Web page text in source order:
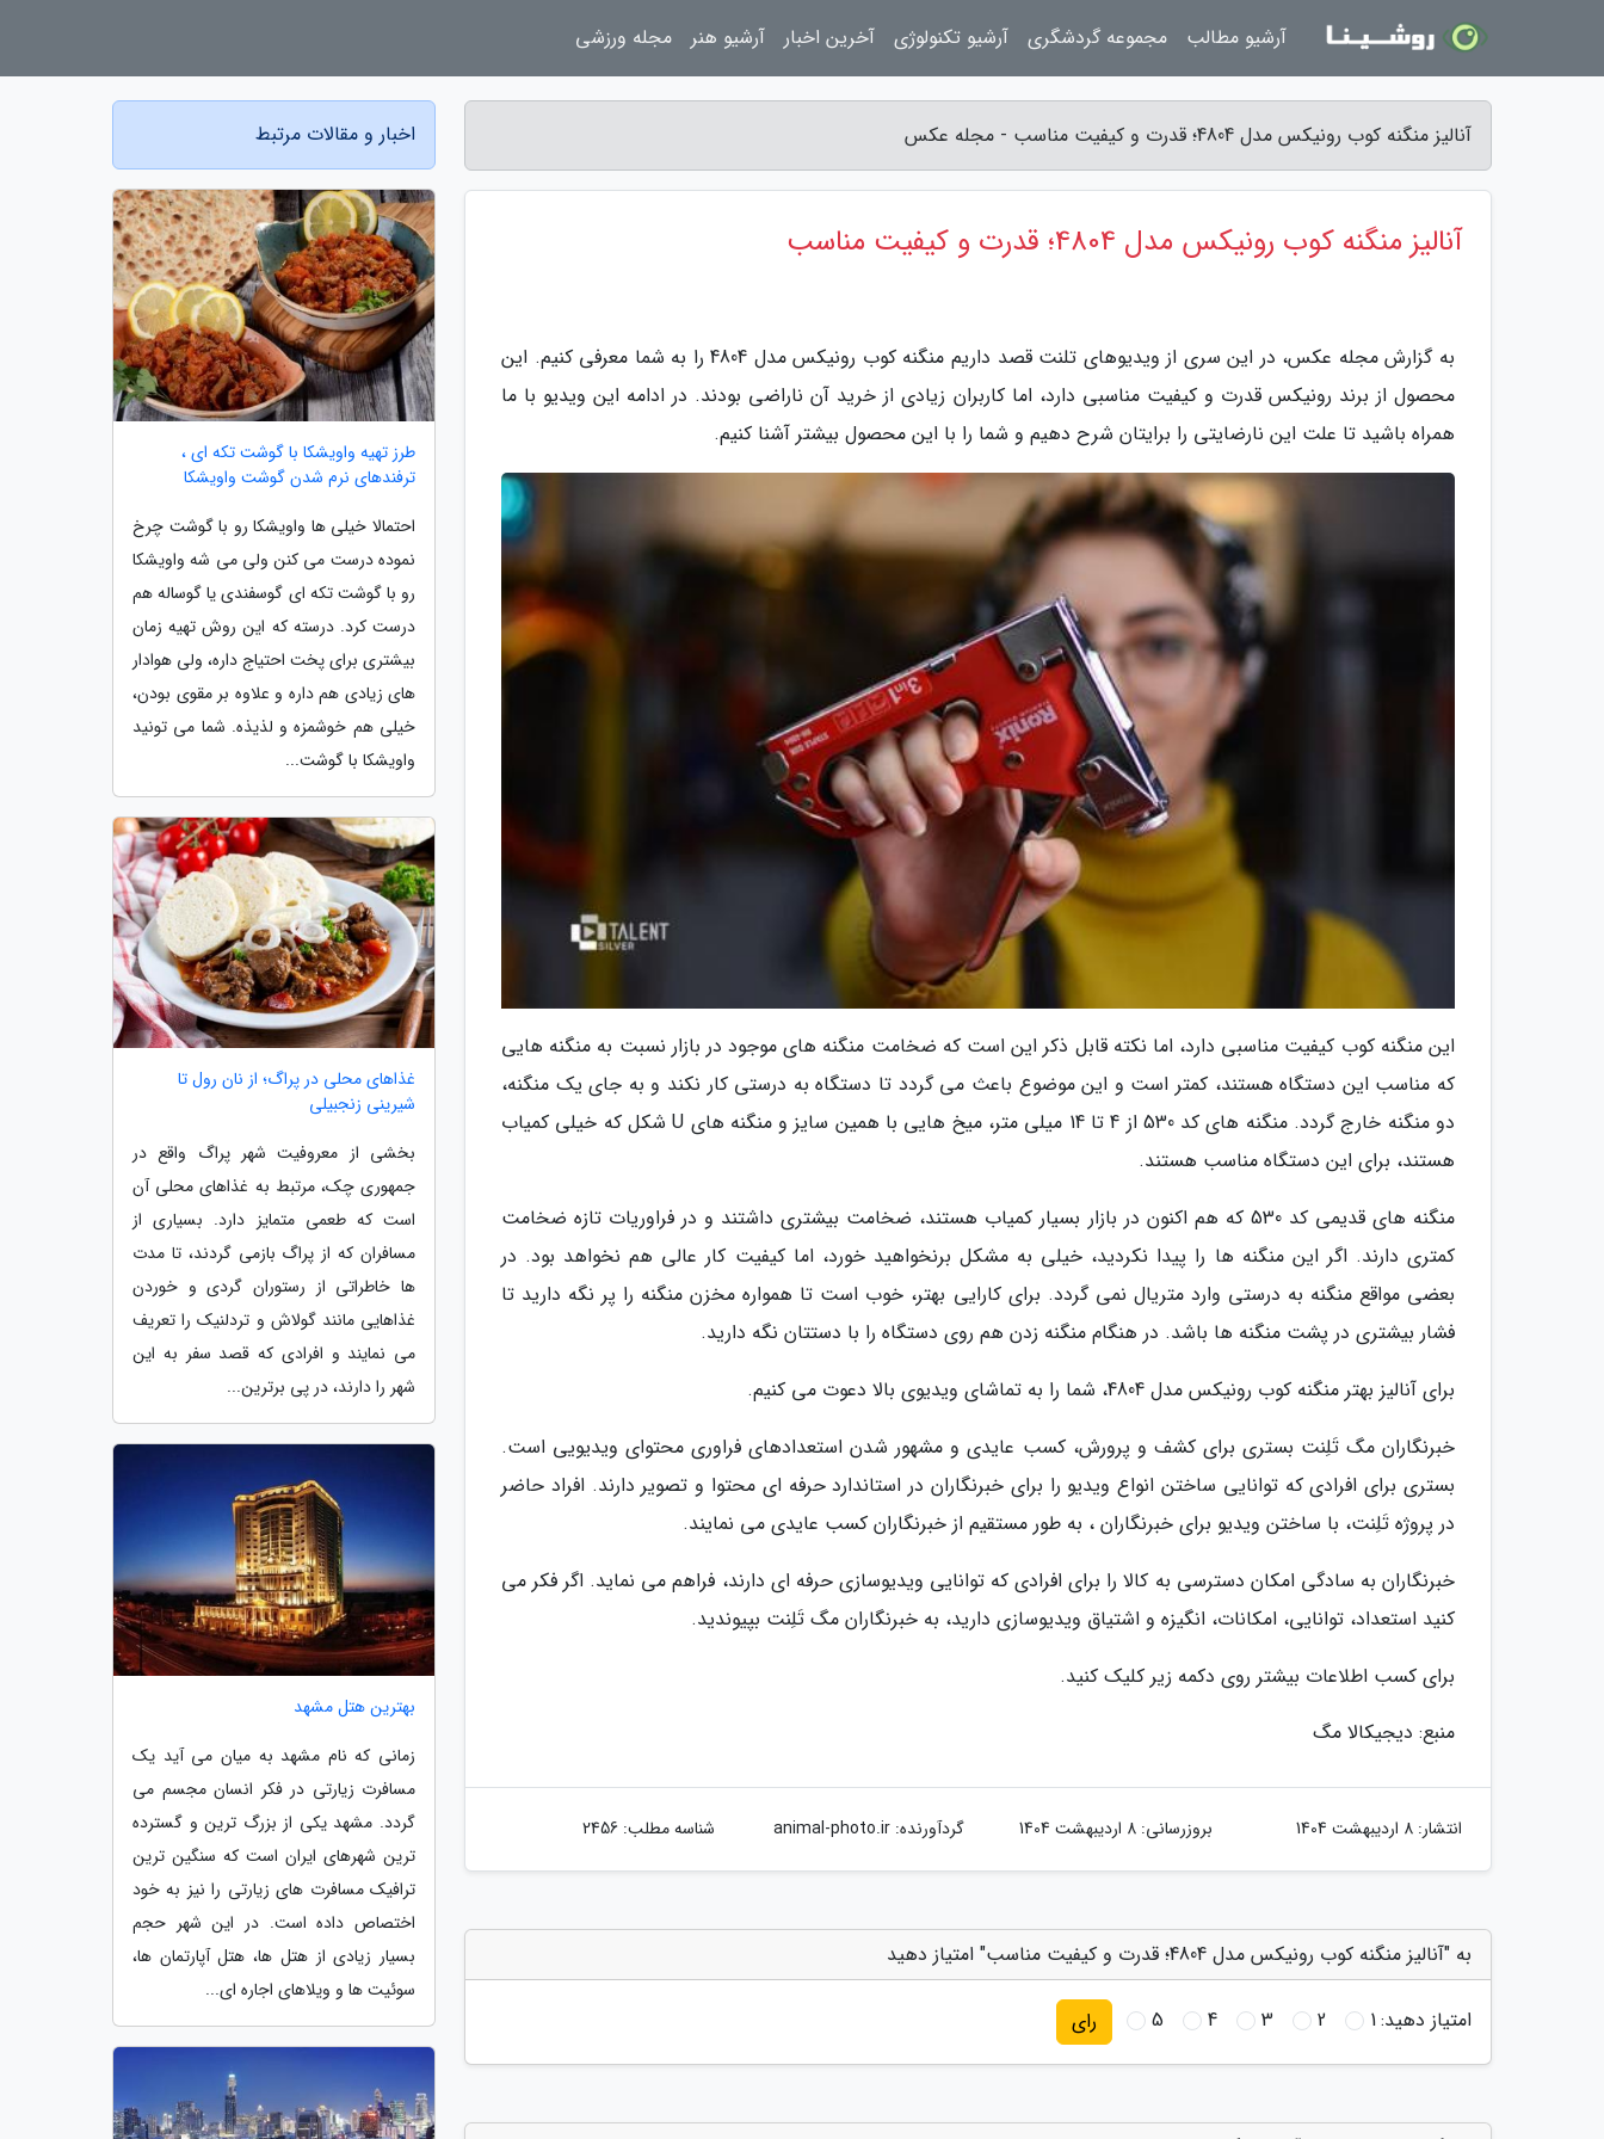
آنالیز منگنه کوب رونیکس مدل 4804؛ قدرت و کیفیت مناسب - مجله عکس
آنالیز منگنه کوب رونیکس مدل 4804؛ قدرت و کیفیت مناسب
به گزارش مجله عکس، در این سری از ویدیوهای تلنت قصد داریم منگنه کوب رونیکس مدل 4804 را به شما معرفی کنیم. این
محصول از برند رونیکس قدرت و کیفیت مناسبی دارد، اما کاربران زیادی از خرید آن ناراضی بودند. در ادامه این ویدیو با ما
همراه باشید تا علت این نارضایتی را برایتان شرح دهیم و شما را با این محصول بیشتر آشنا کنیم.
این منگنه کوب کیفیت مناسبی دارد، اما نکته قابل ذکر این است که ضخامت منگنه های موجود در بازار نسبت به منگنه هایی
که مناسب این دستگاه هستند، کمتر است و این موضوع باعث می گردد تا دستگاه به درستی کار نکند و به جای یک منگنه،
دو منگنه خارج گردد. منگنه های کد 530 از 4 تا 14 میلی متر، میخ هایی با همین سایز و منگنه های U شکل که خیلی کمیاب
هستند، برای این دستگاه مناسب هستند.
منگنه های قدیمی کد 530 که هم اکنون در بازار بسیار کمیاب هستند، ضخامت بیشتری داشتند و در فراوریات تازه ضخامت
کمتری دارند. اگر این منگنه ها را پیدا نکردید، خیلی به مشکل برنخواهید خورد، اما کیفیت کار عالی هم نخواهد بود. در
بعضی مواقع منگنه به درستی وارد متریال نمی گردد. برای کارایی بهتر، خوب است تا همواره مخزن منگنه را پر نگه دارید تا
فشار بیشتری در پشت منگنه ها باشد. در هنگام منگنه زدن هم روی دستگاه را با دستتان نگه دارید.
برای آنالیز بهتر منگنه کوب رونیکس مدل 4804، شما را به تماشای ویدیوی بالا دعوت می کنیم.
خبرنگاران مگ تَلِنت بستری برای کشف و پرورش، کسب عایدی و مشهور شدن استعدادهای فراوری محتوای ویدیویی است.
بستری برای افرادی که توانایی ساختن انواع ویدیو را برای خبرنگاران در استاندارد حرفه ای محتوا و تصویر دارند. افراد حاضر
در پروژه تَلِنت، با ساختن ویدیو برای خبرنگاران ، به طور مستقیم از خبرنگاران کسب عایدی می نمایند.
خبرنگاران به سادگی امکان دسترسی به کالا را برای افرادی که توانایی ویدیوسازی حرفه ای دارند، فراهم می نماید. اگر فکر می
کنید استعداد، توانایی، امکانات، انگیزه و اشتیاق ویدیوسازی دارید، به خبرنگاران مگ تَلِنت بپیوندید.
برای کسب اطلاعات بیشتر روی دکمه زیر کلیک کنید.
منبع: دیجیکالا مگ
انتشار: 8 اردیبهشت 1404 بروزرسانی: 8 اردیبهشت 1404 گردآورنده:animal-photo.ir شناسه مطلب: 2456
به "آنالیز منگنه کوب رونیکس مدل 4804؛ قدرت و کیفیت مناسب" امتیاز دهید
امتیاز دهید:1
2
3
4
5 رای
اخبار و مقالات مرتبط
طرز تهیه واویشکا با گوشت تکه ای ،
ترفندهای نرم شدن گوشت واویشکا
احتمالا خیلی ها واویشکا رو با گوشت چرخ
نموده درست می کنن ولی می شه واویشکا
رو با گوشت تکه ای گوسفندی یا گوساله هم
درست کرد. درسته که این روش تهیه زمان
بیشتری برای پخت احتیاج داره، ولی هوادار
های زیادی هم داره و علاوه بر مقوی بودن،
خیلی هم خوشمزه و لذیذه. شما می تونید
واویشکا با گوشت...
غذاهای محلی در پراگ؛ از نان رول تا
شیرینی زنجبیلی
بخشی از معروفیت شهر پراگ واقع در
جمهوری چک، مرتبط به غذاهای محلی آن
است که طعمی متمایز دارد. بسیاری از
مسافران که از پراگ بازمی گردند، تا مدت
ها خاطراتی از رستوران گردی و خوردن
غذاهایی مانند گولاش و تردلنیک را تعریف
می نمایند و افرادی که قصد سفر به این
شهر را دارند، در پی برترین...
بهترین هتل مشهد
زمانی که نام مشهد به میان می آید یک
مسافرت زیارتی در فکر انسان مجسم می
گردد. مشهد یکی از بزرگ ترین و گسترده
ترین شهرهای ایران است که سنگین ترین
ترافیک مسافرت های زیارتی را نیز به خود
اختصاص داده است. در این شهر حجم
بسیار زیادی از هتل ها، هتل آپارتمان ها،
سوئیت ها و ویلاهای اجاره ای...
آرشیو مطالب مجموعه گردشگری آرشیو تکنولوژی آخرین اخبار آرشیو هنر مجله ورزشی